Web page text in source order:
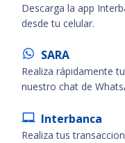
Descarga la app
desde tu celular.
SARA
Realiza rápidamente
nuestro chat de
Interbanca
Realiza tus